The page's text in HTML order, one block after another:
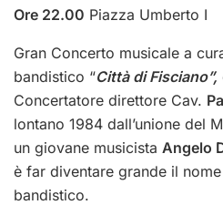
Ore 22.00 Piazza Umberto I
Gran Concerto musicale a
bandistico “Città di Fisciano”,
Concertatore direttore Cav.
lontano 1984 dall’unione del
un giovane musicista Angelo
è far diventare grande il
bandistico.